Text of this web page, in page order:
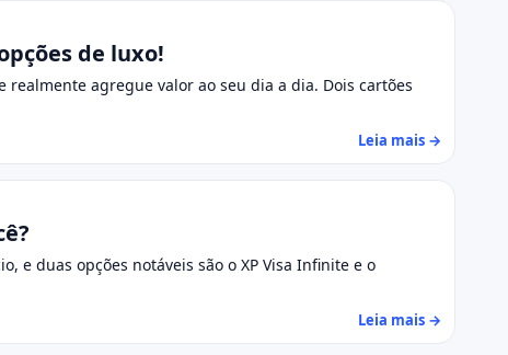
de luxo!
agregue valor ao seu dia a dia. Dois cartões
Leia mais →
e duas opções notáveis são o XP Visa Infinite e o
Leia mais →